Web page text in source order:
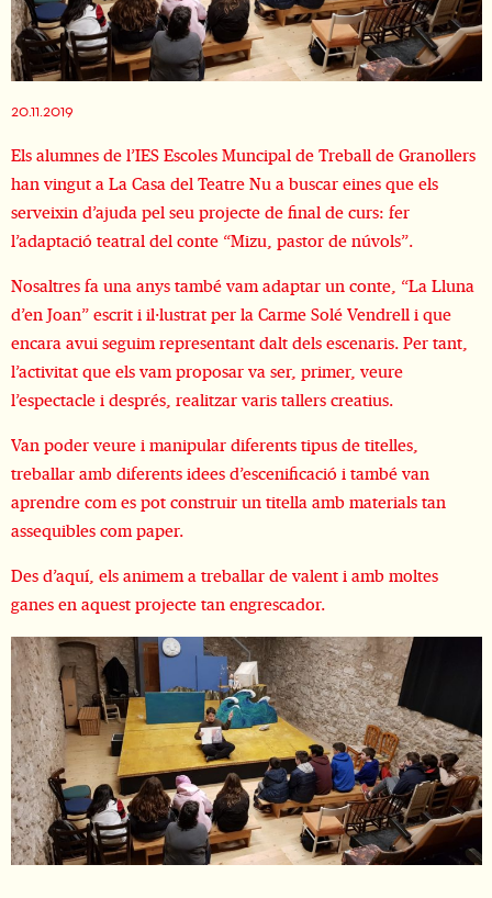
20.11.2019
Els alumnes de l’IES Escoles Muncipal de Treball de Granollers
han vingut a La Casa del Teatre Nu a buscar eines que els
serveixin d’ajuda pel seu projecte de final de curs: fer
l’adaptació teatral del conte “Mizu, pastor de núvols”.
Nosaltres fa una anys també vam adaptar un conte, “La Lluna
d’en Joan” escrit i il·lustrat per la Carme Solé Vendrell i que
encara avui seguim representant dalt dels escenaris. Per tant,
l’activitat que els vam proposar va ser, primer, veure
l’espectacle i després, realitzar varis tallers creatius.
Van poder veure i manipular diferents tipus de titelles,
treballar amb diferents idees d’escenificació i també van
aprendre com es pot construir un titella amb materials tan
assequibles com paper.
Des d’aquí, els animem a treballar de valent i amb moltes
ganes en aquest projecte tan engrescador.